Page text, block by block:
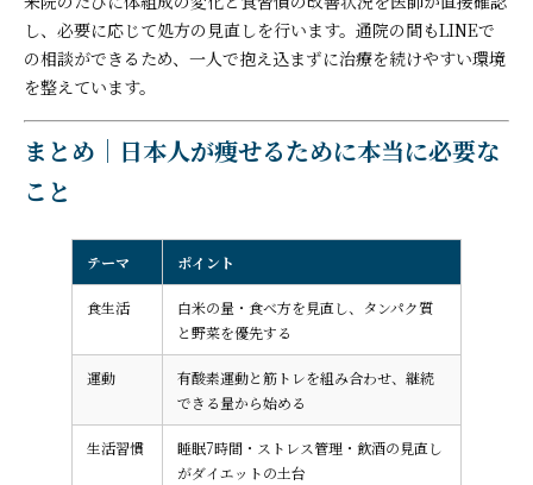
し、必要に応じて処方の見直しを行います。通院の間もLINEで
の相談ができるため、一人で抱え込まずに治療を続けやすい環境
を整えています。
まとめ｜日本人が痩せるために本当に必要な
こと
テーマ ポイント
食生活
白米の量・食べ方を見直し、タンパク質
と野菜を優先する
運動
有酸素運動と筋トレを組み合わせ、継続
できる量から始める
生活習慣
睡眠7時間・ストレス管理・飲酒の見直し
がダイエットの土台